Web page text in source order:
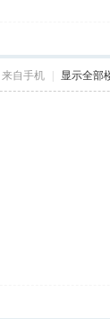
来自手机 显示全部